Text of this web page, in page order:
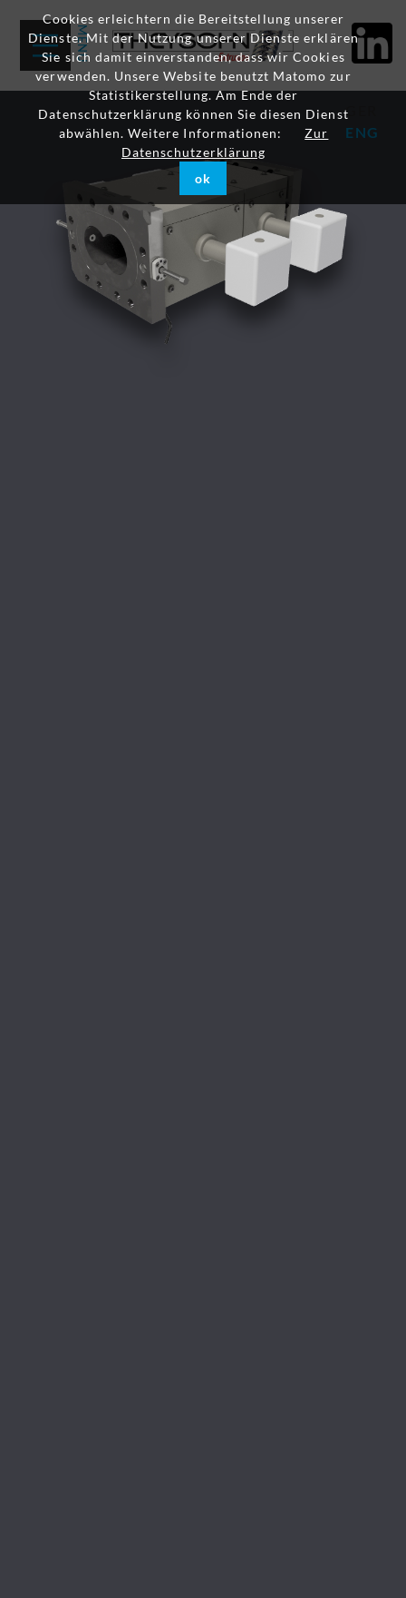
Cookies erleichtern die Bereitstellung unserer
Dienste. Mit der Nutzung unserer Dienste erklären
Sie sich damit einverstanden, dass wir Cookies
verwenden. Unsere Website benutzt Matomo zur
Statistikerstellung. Am Ende der
Datenschutzerklärung können Sie diesen Dienst
abwählen. Weitere Informationen:
Zur
Datenschutzerklärung
ok
GER
ENG